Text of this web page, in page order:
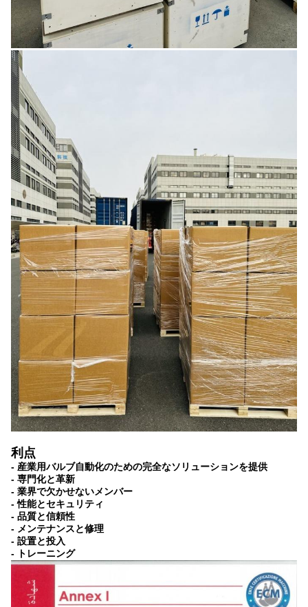
利点
- 産業用バルブ自動化のための完全なソリューションを提供
- 専門化と革新
- 業界で欠かせないメンバー
- 性能とセキュリティ
- 品質と信頼性
- メンテナンスと修理
- 設置と投入
- トレーニング